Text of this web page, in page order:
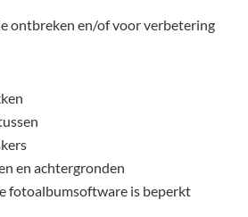
ontbreken en/of voor verbetering
en achtergronden
fotoalbumsoftware is beperkt